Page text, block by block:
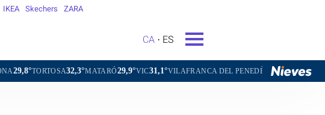
IKEA Skechers ZARA
CA ES
32,3°MATARÓ29,9°VIC31,1°VILAFRANCA DEL PENEDÈS 29,4°VILANOVA I LA GELTRÚ